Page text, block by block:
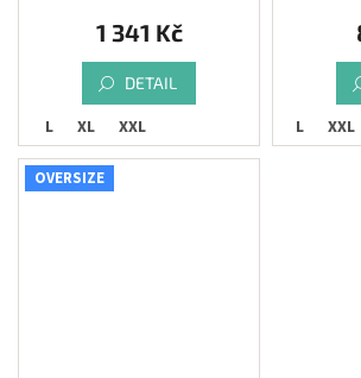
1 341 Kč
DETAIL
L XL XXL L XXL
OVERSIZE